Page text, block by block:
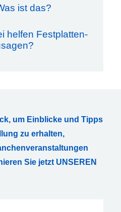
ist das?
helfen Festplatten-
um Einblicke und Tipps
zu erhalten,
Sie jetzt UNSEREN